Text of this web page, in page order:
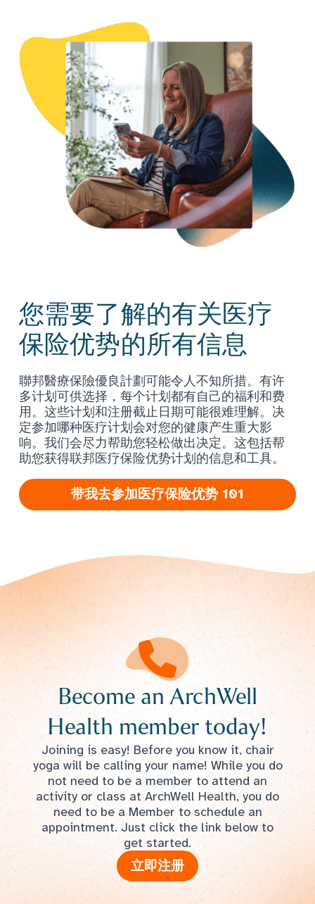
您需要了解的有关医疗
保险优势的所有信息
聯邦醫療保險優良計劃可能令人不知所措。有许
多计划可供选择，每个计划都有自己的福利和费
用。这些计划和注册截止日期可能很难理解。决
定参加哪种医疗计划会对您的健康产生重大影
响。我们会尽力帮助您轻松做出决定。这包括帮
助您获得联邦医疗保险优势计划的信息和工具。
带我去参加医疗保险优势 101
Become an ArchWell
Health member today!
Joining is easy! Before you know it, chair
yoga will be calling your name! While you do
not need to be a member to attend an
activity or class at ArchWell Health, you do
need to be a Member to schedule an
appointment. Just click the link below to
get started.
立即注册